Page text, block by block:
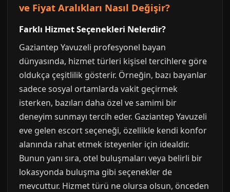
ve Fiyat Aralıkları Nasıl Değişir?
Farklı Hizmet Seçenekleri Nelerdir?
Gaziantep Yavuzeli profesyonel bayan
dünyasında, hizmet türleri kişisel tercihlere göre
oldukça çeşitlilik gösterir. Örneğin, bazı bayanlar
sadece sosyal ortamlarda vakit geçirmek
isterken, bazıları daha özel ve samimi bir
deneyim sunmayı tercih eder. Gaziantep Yavuzeli
eve gelen escort seçeneği, özellikle kendi konfor
alanında rahat etmek isteyenler için idealdir.
Bunun yanı sıra, otel buluşmaları veya belirli bir
lokasyonda buluşma gibi seçenekler de
mevcuttur. Hizmet türü ne olursa olsun, önceden